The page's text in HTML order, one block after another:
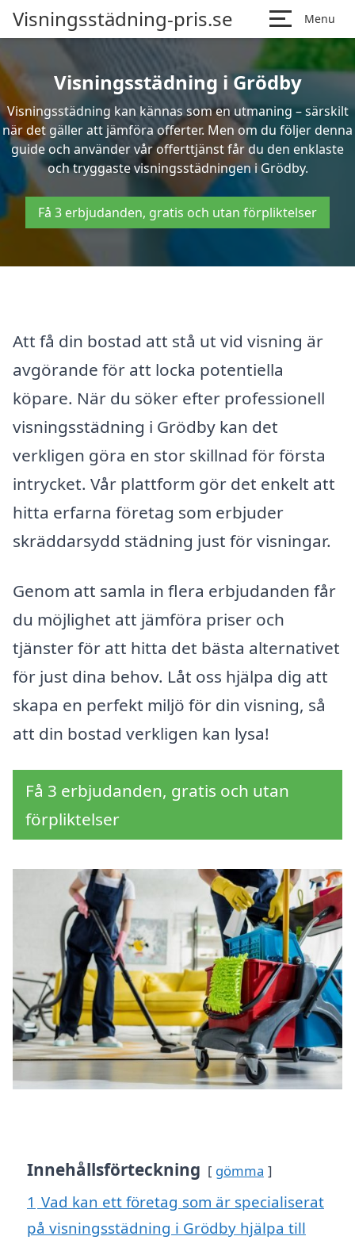
Visningsstädning-pris.se Menu
Visningsstädning i Grödby
Visningsstädning kan kännas som en utmaning – särskilt
när det gäller att jämföra offerter. Men om du följer denna
guide och använder vår offerttjänst får du den enklaste
och tryggaste visningsstädningen i Grödby.
Få 3 erbjudanden, gratis och utan förpliktelser
Att få din bostad att stå ut vid visning är
avgörande för att locka potentiella
köpare. När du söker efter professionell
visningsstädning i Grödby kan det
verkligen göra en stor skillnad för första
intrycket. Vår plattform gör det enkelt att
hitta erfarna företag som erbjuder
skräddarsydd städning just för visningar.
Genom att samla in flera erbjudanden får
du möjlighet att jämföra priser och
tjänster för att hitta det bästa alternativet
för just dina behov. Låt oss hjälpa dig att
skapa en perfekt miljö för din visning, så
att din bostad verkligen kan lysa!
Få 3 erbjudanden, gratis och utan
förpliktelser
Innehållsförteckning gömma
1 Vad kan ett företag som är specialiserat
på visningsstädning i Grödby hjälpa till